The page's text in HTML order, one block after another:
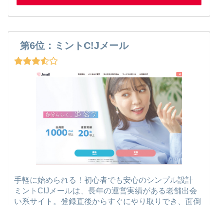
第6位：ミントC!Jメール
手軽に始められる！初心者でも安心のシンプル設計
ミントC!Jメールは、長年の運営実績がある老舗出会
い系サイト。登録直後からすぐにやり取りでき、面倒